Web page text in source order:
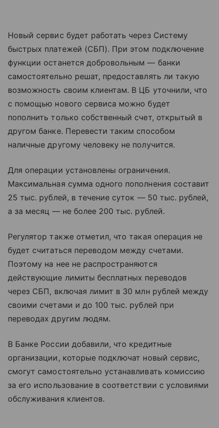
Новый сервис будет работать через Систему
быстрых платежей (СБП). При этом подключение
функции останется добровольным — банки
самостоятельно решат, предоставлять ли такую
возможность своим клиентам. В ЦБ уточнили, что
с помощью нового сервиса можно будет
пополнить только собственный счет, открытый в
другом банке. Перевести таким способом
наличные другому человеку не получится.
Для операции установлены ограничения.
Максимальная сумма одного пополнения составит
25 тыс. рублей, в течение суток — 50 тыс. рублей,
а за месяц — не более 200 тыс. рублей.
Регулятор также отметил, что такая операция не
будет считаться переводом между счетами.
Поэтому на нее не распространяются
действующие лимиты бесплатных переводов
через СБП, включая лимит в 30 млн рублей между
своими счетами и до 100 тыс. рублей при
переводах другим людям.
В Банке России добавили, что кредитные
организации, которые подключат новый сервис,
смогут самостоятельно устанавливать комиссию
за его использование в соответствии с условиями
обслуживания клиентов.